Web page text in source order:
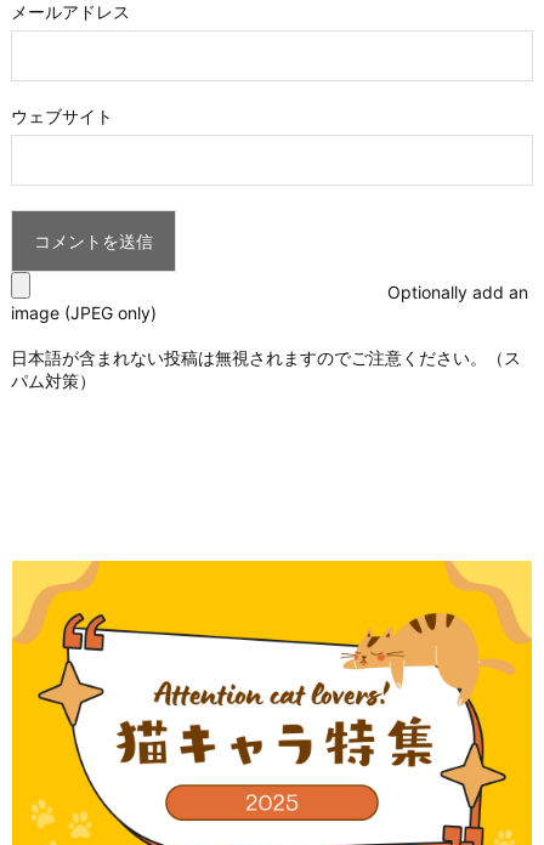
メールアドレス
ウェブサイト
Optionally add an
image (JPEG only)
日本語が含まれない投稿は無視されますのでご注意ください。（ス
パム対策）